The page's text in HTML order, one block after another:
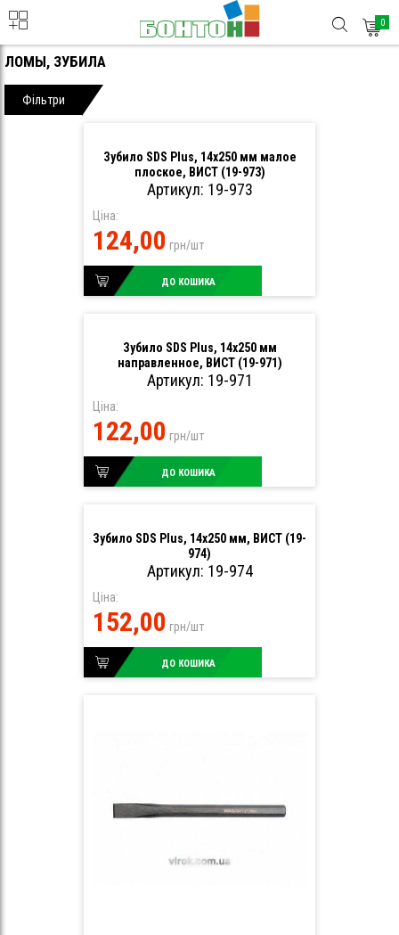
0
Фільтри
ЛОМЫ, ЗУБИЛА
Зубило SDS Plus, 14х250 мм малое
плоское, ВИСТ (19-973)
Артикул: 19-973
Ціна:
124,00 грн/шт
ДО КОШИКА
Зубило SDS Plus, 14х250 мм
направленное, ВИСТ (19-971)
Артикул: 19-971
Ціна:
122,00 грн/шт
ДО КОШИКА
Зубило SDS Plus, 14х250 мм, ВИСТ (19-
974)
Артикул: 19-974
Ціна:
152,00 грн/шт
ДО КОШИКА